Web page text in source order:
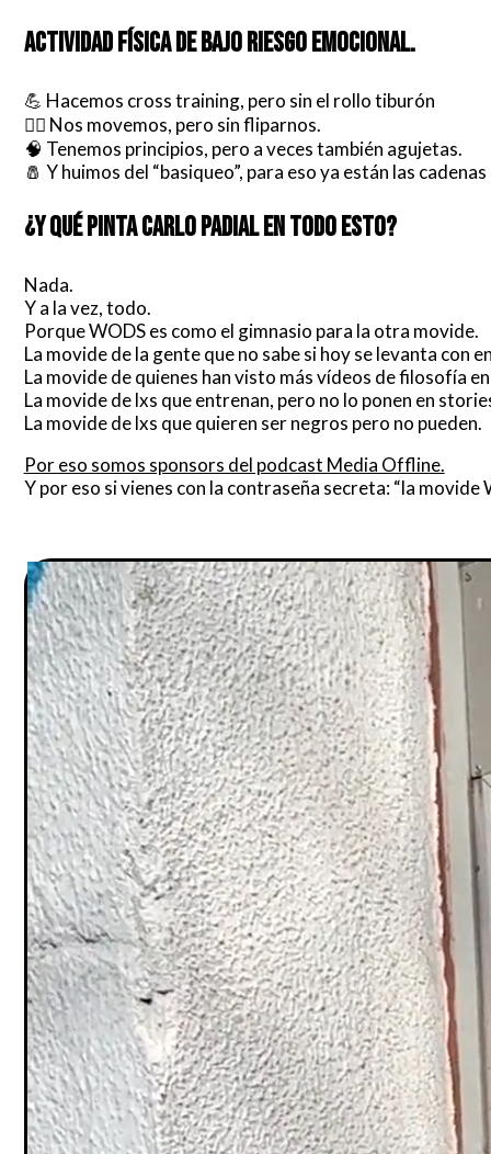
ACTIVIDAD FÍSICA DE BAJO RIESGO EMOCIONAL.
💪 Hacemos cross training, pero sin el rollo tiburón
🧘‍♀️ Nos movemos, pero sin fliparnos.
🧠 Tenemos principios, pero a veces también agujetas.
🧂 Y huimos del “basiqueo”, para eso ya están las
¿Y QUÉ PINTA CARLO PADIAL EN TODO ESTO?
Nada.
Y a la vez, todo.
Porque WODS es como el gimnasio para la otra movide.
La movide de la gente que no sabe si hoy se levanta con
La movide de quienes han visto más vídeos de filosofía
La movide de lxs que entrenan, pero no lo ponen en
La movide de lxs que quieren ser negros pero no pueden.
Por eso somos sponsors del podcast Media Offline.
Y por eso si vienes con la contraseña secreta:“la movide